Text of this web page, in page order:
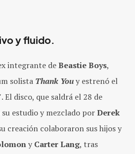
y fluido.
integrante deBeastie Boys,
solista Thank Youy estrenó el
. El disco, que saldrá el 28 de
estudio y mezclado porDerek
creación colaboraron sus hijos y
y Carter Lang, tras